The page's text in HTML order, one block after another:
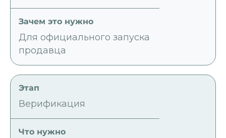
Для официального запуска
продавца
Верификация